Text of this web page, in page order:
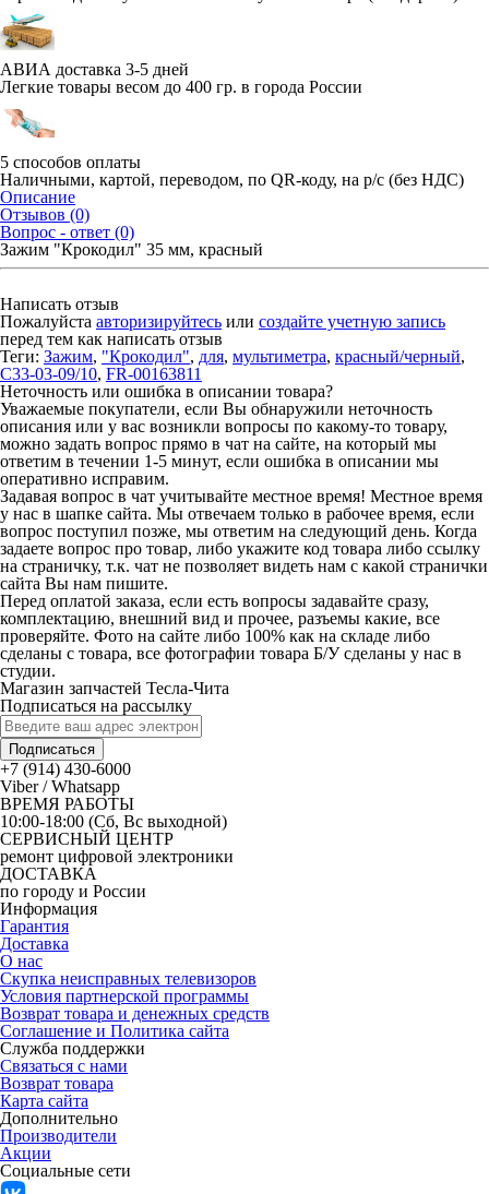
АВИА доставка 3-5 дней
Легкие товары весом до 400 гр. в города России
5 способов оплаты
Наличными, картой, переводом, по QR-коду, на р/с (без НДС)
Описание
Отзывов (0)
Вопрос - ответ (0)
Зажим "Крокодил" 35 мм, красный
Написать отзыв
Пожалуйста авторизируйтесь или создайте учетную запись
перед тем как написать отзыв
Теги: Зажим, "Крокодил", для, мультиметра, красный/черный,
C33-03-09/10, FR-00163811
Неточность или ошибка в описании товара?
Уважаемые покупатели, если Вы обнаружили неточность
описания или у вас возникли вопросы по какому-то товару,
можно задать вопрос прямо в чат на сайте, на который мы
ответим в течении 1-5 минут, если ошибка в описании мы
оперативно исправим.
Задавая вопрос в чат учитывайте местное время! Местное время
у нас в шапке сайта. Мы отвечаем только в рабочее время, если
вопрос поступил позже, мы ответим на следующий день. Когда
задаете вопрос про товар, либо укажите код товара либо ссылку
на страничку, т.к. чат не позволяет видеть нам с какой странички
сайта Вы нам пишите.
Перед оплатой заказа, если есть вопросы задавайте сразу,
комплектацию, внешний вид и прочее, разъемы какие, все
проверяйте. Фото на сайте либо 100% как на складе либо
сделаны с товара, все фотографии товара Б/У сделаны у нас в
студии.
Магазин запчастей Тесла-Чита
Подписаться на рассылку
Подписаться
+7 (914) 430-6000
Viber / Whatsapp
ВРЕМЯ РАБОТЫ
10:00-18:00 (Сб, Вс выходной)
СЕРВИСНЫЙ ЦЕНТР
ремонт цифровой электроники
ДОСТАВКА
по городу и России
Информация
Гарантия
Доставка
О нас
Скупка неисправных телевизоров
Условия партнерской программы
Возврат товара и денежных средств
Соглашение и Политика сайта
Служба поддержки
Связаться с нами
Возврат товара
Карта сайта
Дополнительно
Производители
Акции
Социальные сети